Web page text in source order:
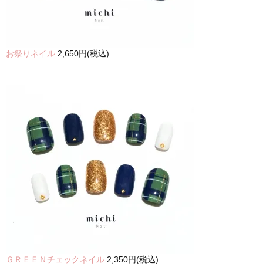
お祭りネイル 2,650円(税込)
ＧＲＥＥＮチェックネイル 2,350円(税込)